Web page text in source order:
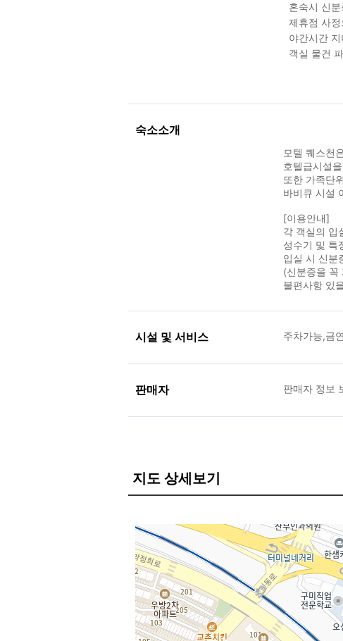
혼숙시 신
제휴점 사
야간시간
객실 물건
숙소소개
모텔 퀘스천
호텔급시설
또한 가족단
바비큐 시설
[이용안내]
각 객실의 입
성수기 및 특
입실 시 신분
(신분증을 꼭
불편사항 있
시설 및 서비스 주차가능,금
판매자 판매자 정보
지도 상세보기